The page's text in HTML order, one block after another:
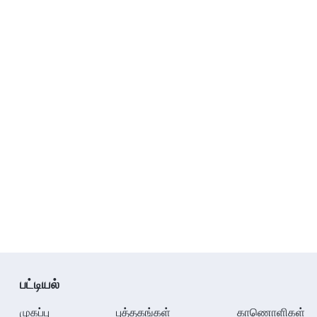
பட்டியல்
முகப்பு புத்தகங்கள் காணொளிகள்